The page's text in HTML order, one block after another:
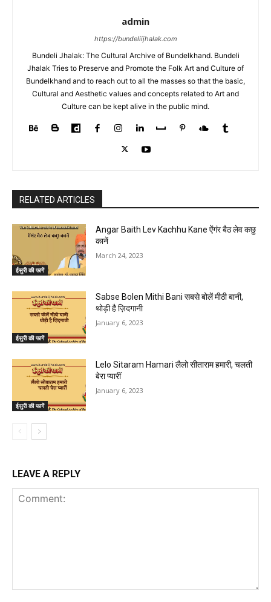
admin
https://bundeliijhalak.com
Bundeli Jhalak: The Cultural Archive of Bundelkhand. Bundeli
Jhalak Tries to Preserve and Promote the Folk Art and Culture of
Bundelkhand and to reach out to all the masses so that the basic,
Cultural and Aesthetic values and concepts related to Art and
Culture can be kept alive in the public mind.
RELATED ARTICLES
ईसुरी की फागें
Angar Baith Lev Kachhu Kane ऐंगंर बैठ लेव कछु
कानें
March 24, 2023
ईसुरी की फागें
Sabse Bolen Mithi Bani सबसे बोलें मीठी बानी,
थोड़ी है ज़िदगानी
January 6, 2023
ईसुरी की फागें
Lelo Sitaram Hamari लैलो सीताराम हमारी, चलती
बेरा प्यारीं
January 6, 2023
LEAVE A REPLY